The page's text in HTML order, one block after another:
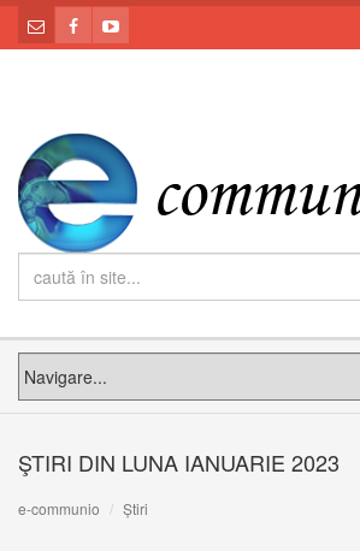
ŞTIRI DIN LUNA IANUARIE 2023
e-communio Știri